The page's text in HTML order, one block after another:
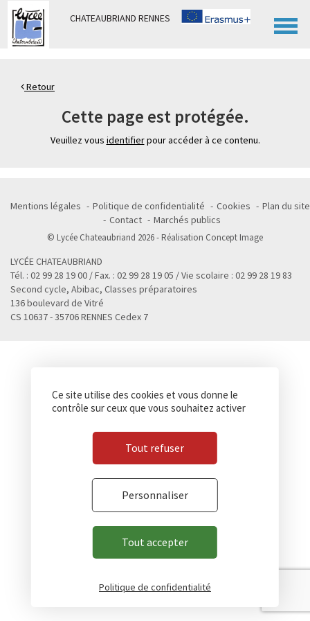
CHATEAUBRIAND RENNES
Retour
Cette page est protégée.
Veuillez vous identifierpour accéder à ce contenu.
Mentions légales Politique de confidentialité Cookies
Plan du site
Contact
Marchés publics
© Lycée Chateaubriand 2026 - Réalisation Concept Image
LYCÉE CHATEAUBRIAND
Tél. : 02 99 28 19 00 / Fax. : 02 99 28 19 05 / Vie scolaire : 02 99 28 19 83
Second cycle, Abibac, Classes préparatoires
136 boulevard de Vitré
CS 10637 - 35706 RENNES Cedex 7
Panneau de gestion des cookies
Ce site utilise des cookies et vous donne le
contrôle sur ceux que vous souhaitez activer
Tout accepter
Tout refuser
Personnaliser
Politique de confidentialité